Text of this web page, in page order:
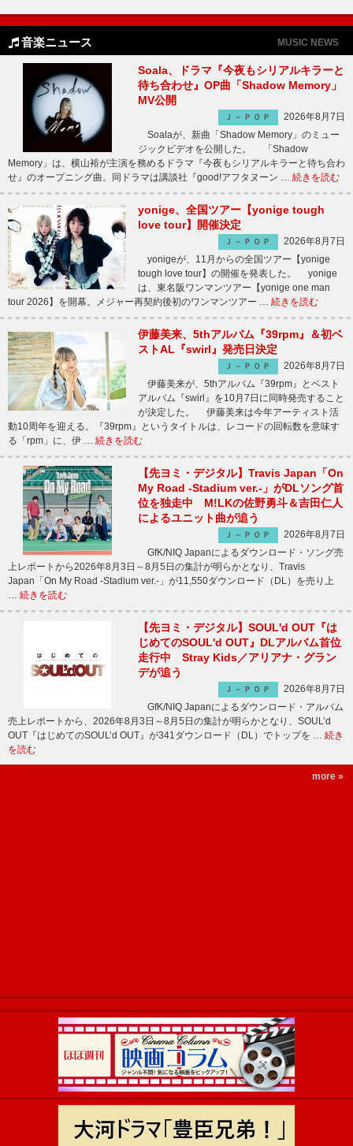
音楽ニュース MUSIC NEWS
Soala、ドラマ『今夜もシリアルキラーと
待ち合わせ』OP曲「Shadow Memory」
MV公開
Ｊ－ＰＯＰ
2026年8月7日
Soalaが、新曲「Shadow Memory」のミュー
ジックビデオを公開した。 「Shadow
Memory」は、横山裕が主演を務めるドラマ『今夜もシリアルキラーと待ち合わ
せ』のオープニング曲。同ドラマは講談社『good!アフタヌーン … 続きを読む
yonige、全国ツアー【yonige tough
love tour】開催決定
Ｊ－ＰＯＰ
2026年8月7日
yonigeが、11月からの全国ツアー【yonige
tough love tour】の開催を発表した。 yonige
は、東名阪ワンマンツアー【yonige one man
tour 2026】を開幕。メジャー再契約後初のワンマンツアー … 続きを読む
伊藤美来、5thアルバム『39rpm』＆初ベ
ストAL『swirl』発売日決定
Ｊ－ＰＯＰ
2026年8月7日
伊藤美来が、5thアルバム『39rpm』とベスト
アルバム『swirl』を10月7日に同時発売すること
が決定した。 伊藤美来は今年アーティスト活
動10周年を迎える。『39rpm』というタイトルは、レコードの回転数を意味す
る「rpm」に、伊 … 続きを読む
【先ヨミ・デジタル】Travis Japan「On
My Road -Stadium ver.-」がDLソング首
位を独走中 M!LKの佐野勇斗＆吉田仁人
によるユニット曲が追う
Ｊ－ＰＯＰ
2026年8月7日
GfK/NIQ Japanによるダウンロード・ソング売
上レポートから2026年8月3日～8月5日の集計が明らかとなり、Travis
Japan「On My Road -Stadium ver.-」が11,550ダウンロード（DL）を売り上
… 続きを読む
【先ヨミ・デジタル】SOUL'd OUT『は
じめてのSOUL'd OUT』DLアルバム首位
走行中 Stray Kids／アリアナ・グラン
デが追う
Ｊ－ＰＯＰ
2026年8月7日
GfK/NIQ Japanによるダウンロード・アルバム
売上レポートから、2026年8月3日～8月5日の集計が明らかとなり、SOUL’d
OUT『はじめてのSOUL’d OUT』が341ダウンロード（DL）でトップを … 続き
を読む
more »